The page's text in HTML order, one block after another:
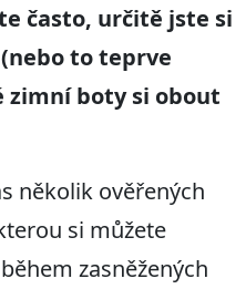
často, určitě jste si
to teprve
zimní boty si obout
několik ověřených
si můžete
zasněžených